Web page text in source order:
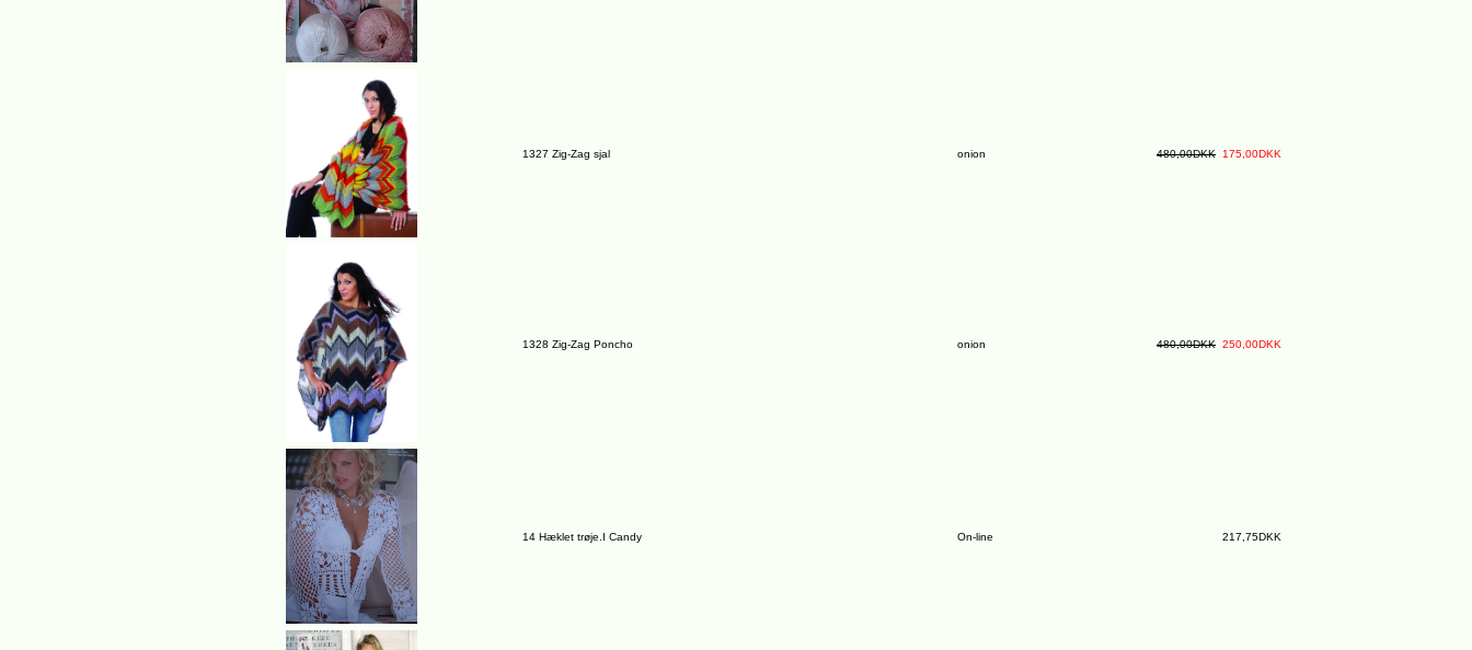
1327 Zig-Zag sjal onion 480,00DKK 175,00DKK
1328 Zig-Zag Poncho onion 480,00DKK 250,00DKK
14 Hæklet trøje.I Candy On-line 217,75DKK